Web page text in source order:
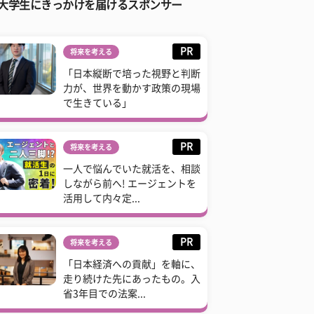
学生にきっかけを届けるスポンサー
将来を考える PR
「日本縦断で培った視野と判断
力が、世界を動かす政策の現場
で生きている」
将来を考える PR
一人で悩んでいた就活を、相談
しながら前へ! エージェントを
活用して内々定...
将来を考える PR
「日本経済への貢献」を軸に、
走り続けた先にあったもの。入
省3年目での法案...